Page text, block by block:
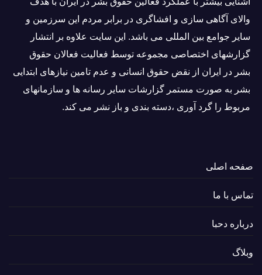
والاى آگاهى سازی و افشاگرى در برابر مردم این سرزمین و
ساير جوامع بین المللى می باشد. این سایت علاوه بر انتشار
گزارشهای اختصاصی مجموعه توسط فعاليت فعالان حقوق
بشر در ایران از نقض حقوق انسانی و عدم تامین نیازهای ابتدایی
بشر به صورت مستمر گزارشات سایر رسانه ها و سازمانهای
مربوط را گرد آوری ،دسته بندی و باز نشر می كند.
صفحه اصلی
تماس با ما
درباره دحبا
وبلاگ